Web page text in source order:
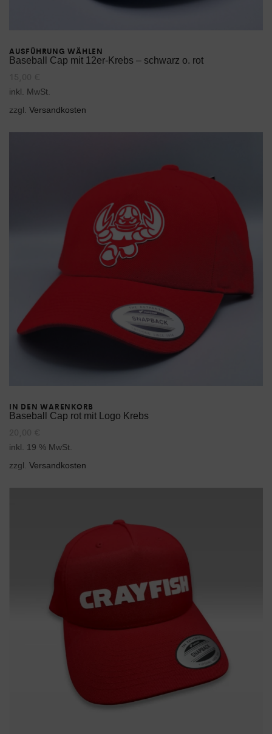
AUSFÜHRUNG WÄHLEN
Dieses
Produktseite
gewählt
werden
Baseball Cap mit 12er-Krebs – schwarz o. rot
inkl. MwSt.
zzgl. Versandkosten
IN DEN WARENKORB
Baseball Cap rot mit Logo Krebs
inkl. 19 % MwSt.
zzgl. Versandkosten